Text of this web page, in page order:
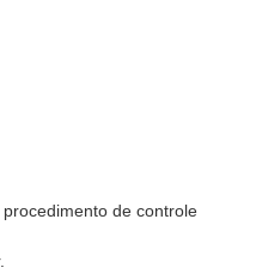
de controle